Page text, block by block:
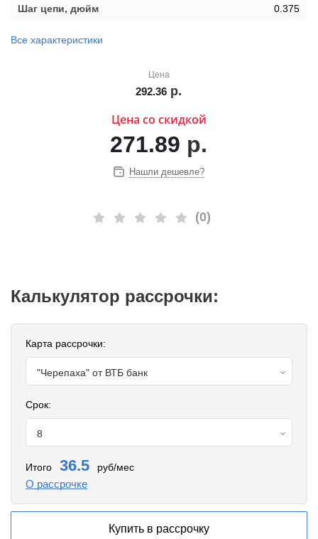
Цена
292.36 р.
Цена со скидкой
271.89 р.
Нашли дешевле?
(0)
Калькулятор рассрочки:
Карта рассрочки:
"Черепаха" от ВТБ банк
Срок:
8
Итого 36.5 руб/мес
О рассрочке
Купить в рассрочку
Шаг цепи, дюйм 0.375
Все характеристики